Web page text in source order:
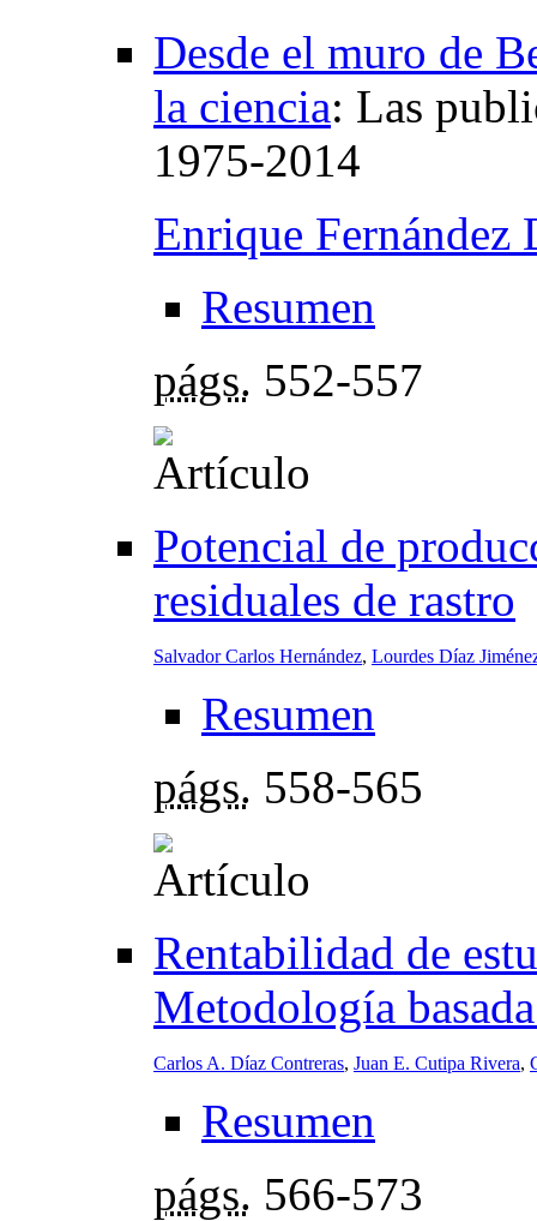
Desde el muro de
la ciencia: Las
1975-2014
Enrique Fernández
Resumen
págs. 552-557
Potencial de
residuales de rastro
Salvador Carlos Hernández, Lourdes Díaz
Resumen
págs. 558-565
Rentabilidad de
Metodología
Carlos A. Díaz Contreras, Juan E. Cutipa Rivera,
Resumen
págs. 566-573